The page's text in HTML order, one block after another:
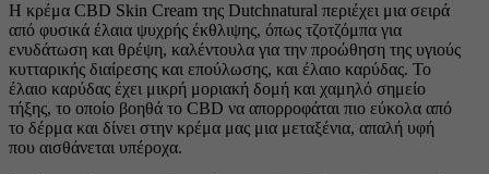
Η κρέμα CBD Skin Cream της Dutchnatural περιέχει μια σειρά
από φυσικά έλαια ψυχρής έκθλιψης, όπως τζοτζόμπα για
ενυδάτωση και θρέψη, καλέντουλα για την προώθηση της υγιούς
κυτταρικής διαίρεσης και επούλωσης, και έλαιο καρύδας. Το
έλαιο καρύδας έχει μικρή μοριακή δομή και χαμηλό σημείο
τήξης, το οποίο βοηθά το CBD να απορροφάται πιο εύκολα από
το δέρμα και δίνει στην κρέμα μας μια μεταξένια, απαλή υφή
που αισθάνεται υπέροχα.